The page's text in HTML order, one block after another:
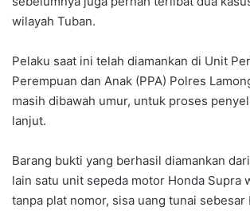
wilayah Tuban.
Pelaku saat ini telah diamankan di Unit
Perempuan dan Anak (PPA) Polres
masih dibawah umur, untuk proses
lanjut.
Barang bukti yang berhasil diamankan
lain satu unit sepeda motor Honda Supra
tanpa plat nomor, sisa uang tunai sebesar